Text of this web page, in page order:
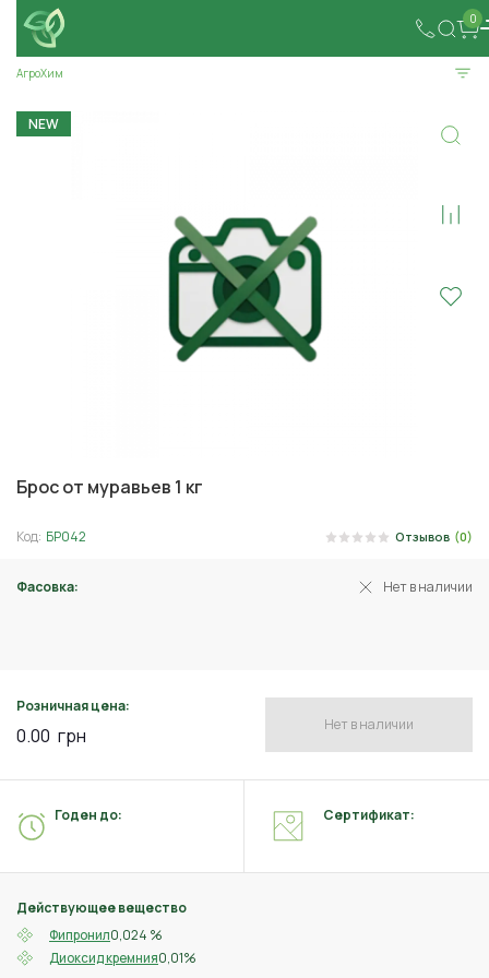
0
АгроХим
NEW
Брос от муравьев 1 кг
Код: БР042 Отзывов (0)
Фасовка: Нет в наличии
Розничная цена:
0.00 грн Нет в наличии
Действующее вещество
Фипронил0,024 %
Диоксид кремния0,01%
Годен до: Сертификат: